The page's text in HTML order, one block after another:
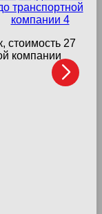
стоимость 27
компании